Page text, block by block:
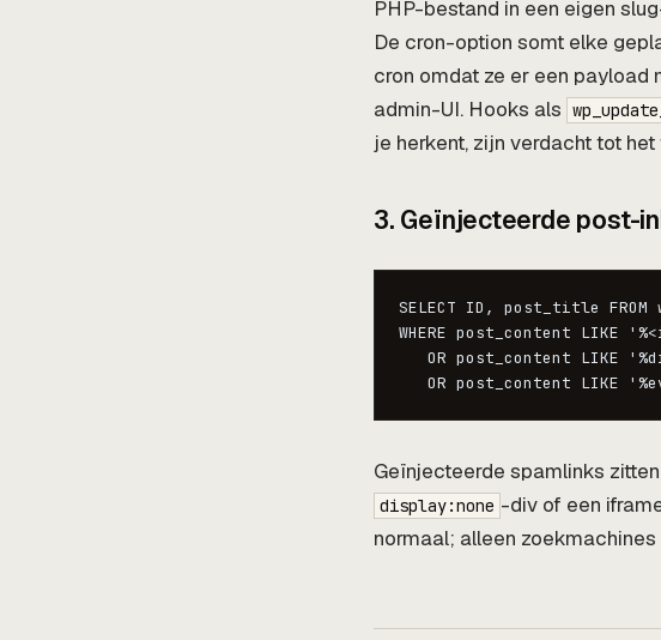
PHP-bestand in een eigen
De cron-option somt elke
cron omdat ze er een payload
admin-UI. Hooks als
je herkent, zijn verdacht tot
3. Geïnjecteerde post-
SELECT ID, post_title FROM
WHERE post_content LIKE
OR post_content LIKE
OR post_content LIKE
Geïnjecteerde spamlinks
display:none -div of een
normaal; alleen